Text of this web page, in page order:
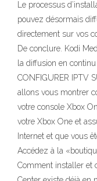
Le processus
pouvez désormais
directement sur vos
De conclure. Kodi
la diffusion en
CONFIGURER IPTV
allons vous montrer
votre console Xbox
votre Xbox One et
Internet et que vous
Accédez à la
Comment installer et